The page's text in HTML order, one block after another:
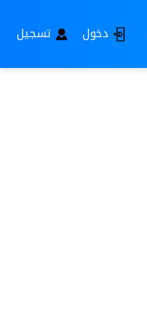
دخول تسجيل